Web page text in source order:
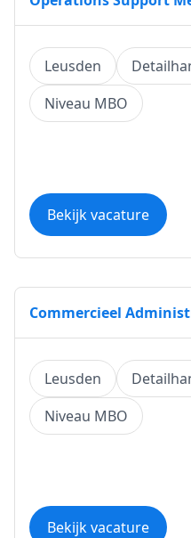
Leusden
Niveau MBO
Bekijk vacature
Commercieel
Leusden
Niveau MBO
Bekijk vacature